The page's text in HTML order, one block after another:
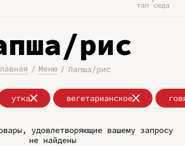
тап сюда
рис
Меню Лапша/рис
утка вегетарианское
удовлетворяющие вашему запросу
не найдены